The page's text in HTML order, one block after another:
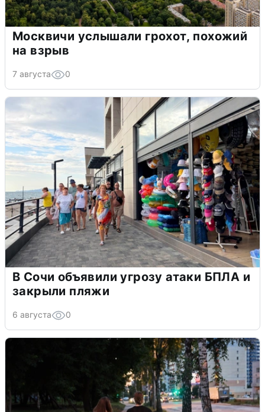
Москвичи услышали грохот, похожий
на взрыв
7 августа 0
В Сочи объявили угрозу атаки БПЛА и
закрыли пляжи
6 августа 0